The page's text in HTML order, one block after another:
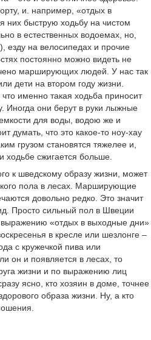
и. например, «отдых в
них быструю ходьбу на чистом
в естественных водоемах, но,
езду на велосипедах и прочие
постоянно можно видеть не
марширующих людей. У нас так
дети на втором году жизни.
именно такая ходьба приносит
Иногда они берут в руки лыжные
для воды, водою же и
думать, что это какое-то ноу-хау
грузом становятся тяжелее и,
ходьбе сжигается больше.
к шведскому образу жизни, может
пола в лесах. Марширующие
довольно редко. Это значит
Просто сильный пол в Швеции
выражению «отдых в выходные дни»
в кресле или шезлонге –
с кружечкой пива или
он и появляется в лесах, то
жизни и по выражению лиц
ясно, кто хозяин в доме, точнее
образа жизни. Ну, а кто